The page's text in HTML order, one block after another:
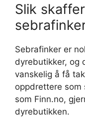
Slik
Sebrafinker er
dyrebutikker, og
vanskelig å få
oppdrettere som
som Finn.no,
dyrebutikken.